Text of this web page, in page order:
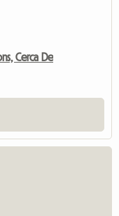
Cerca De